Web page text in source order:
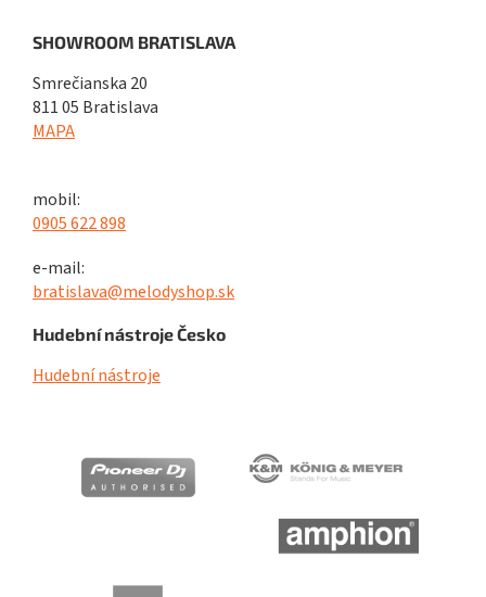
SHOWROOM BRATISLAVA
Smrečianska 20
811 05 Bratislava
MAPA
mobil:
0905 622 898
e-mail:
bratislava@melodyshop.sk
Hudební nástroje Česko
Hudební nástroje